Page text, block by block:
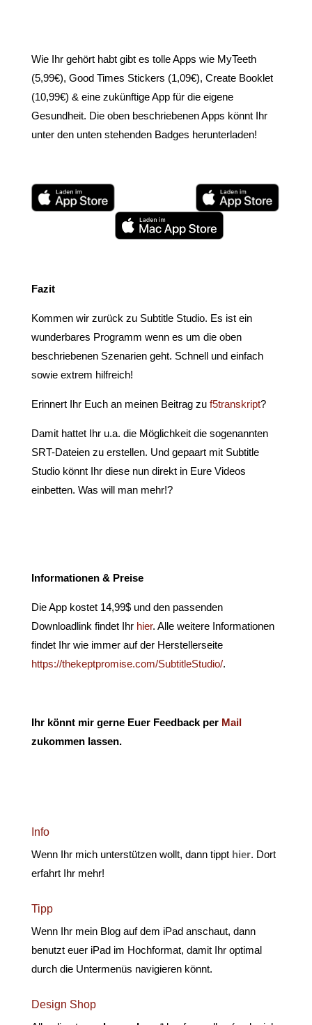
Wie Ihr gehört habt gibt es tolle Apps wie MyTeeth
(5,99€), Good Times Stickers (1,09€), Create Booklet
(10,99€) & eine zukünftige App für die eigene
Gesundheit. Die oben beschriebenen Apps könnt Ihr
unter den unten stehenden Badges herunterladen!
Fazit
Kommen wir zurück zu Subtitle Studio. Es ist ein
wunderbares Programm wenn es um die oben
beschriebenen Szenarien geht. Schnell und einfach
sowie extrem hilfreich!
Erinnert Ihr Euch an meinen Beitrag zu f5transkript?
Damit hattet Ihr u.a. die Möglichkeit die sogenannten
SRT-Dateien zu erstellen. Und gepaart mit Subtitle
Studio könnt Ihr diese nun direkt in Eure Videos
einbetten. Was will man mehr!?
Informationen & Preise
Die App kostet 14,99$ und den passenden
Downloadlink findet Ihr hier. Alle weitere Informationen
findet Ihr wie immer auf der Herstellerseite
https://thekeptpromise.com/SubtitleStudio/.
Ihr könnt mir gerne Euer Feedback per Mail
zukommen lassen.
Info
Wenn Ihr mich unterstützen wollt, dann tippt hier. Dort
erfahrt Ihr mehr!
Tipp
Wenn Ihr mein Blog auf dem iPad anschaut, dann
benutzt euer iPad im Hochformat, damit Ihr optimal
durch die Untermenüs navigieren könnt.
Design Shop